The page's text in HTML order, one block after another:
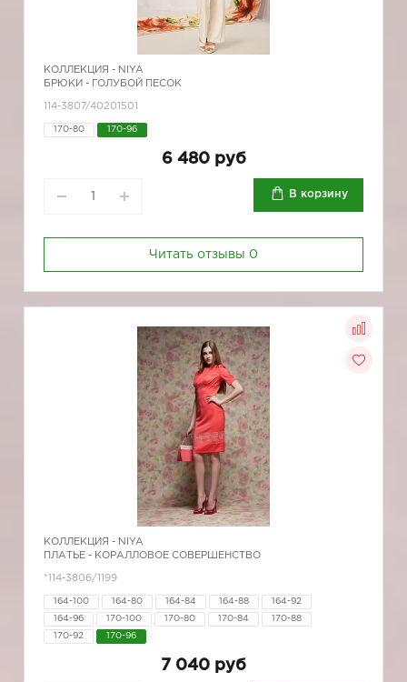
КОЛЛЕКЦИЯ - NIYA
БРЮКИ - ГОЛУБОЙ ПЕСОК
114-3807/40201501
170-80 170-96
6 480 руб
В корзину
Читать отзывы 0
КОЛЛЕКЦИЯ - NIYA
ПЛАТЬЕ - КОРАЛЛОВОЕ СОВЕРШЕНСТВО
*114-3806/1199
164-100 164-80 164-84 164-88 164-92
164-96 170-100 170-80 170-84 170-88
170-92 170-96
7 040 руб